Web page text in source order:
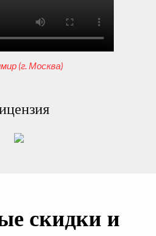
(г. Москва)
скидки и